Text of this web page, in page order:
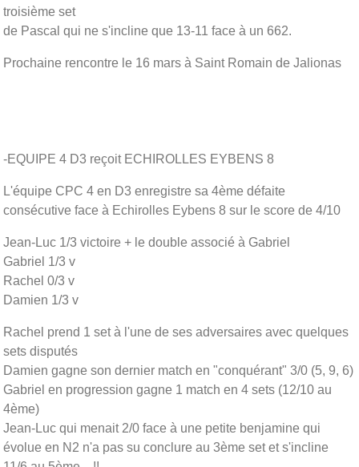
troisième set
de Pascal qui ne s'incline que 13-11 face à un 662.
Prochaine rencontre le 16 mars à Saint Romain de Jalionas
-EQUIPE 4 D3 reçoit ECHIROLLES EYBENS 8
L'équipe CPC 4 en D3 enregistre sa 4ème défaite
consécutive face à Echirolles Eybens 8 sur le score de 4/10
Jean-Luc 1/3 victoire + le double associé à Gabriel
Gabriel 1/3 v
Rachel 0/3 v
Damien 1/3 v
Rachel prend 1 set à l'une de ses adversaires avec quelques
sets disputés
Damien gagne son dernier match en "conquérant" 3/0 (5, 9, 6)
Gabriel en progression gagne 1 match en 4 sets (12/10 au
4ème)
Jean-Luc qui menait 2/0 face à une petite benjamine qui
évolue en N2 n'a pas su conclure au 3ème set et s'incline